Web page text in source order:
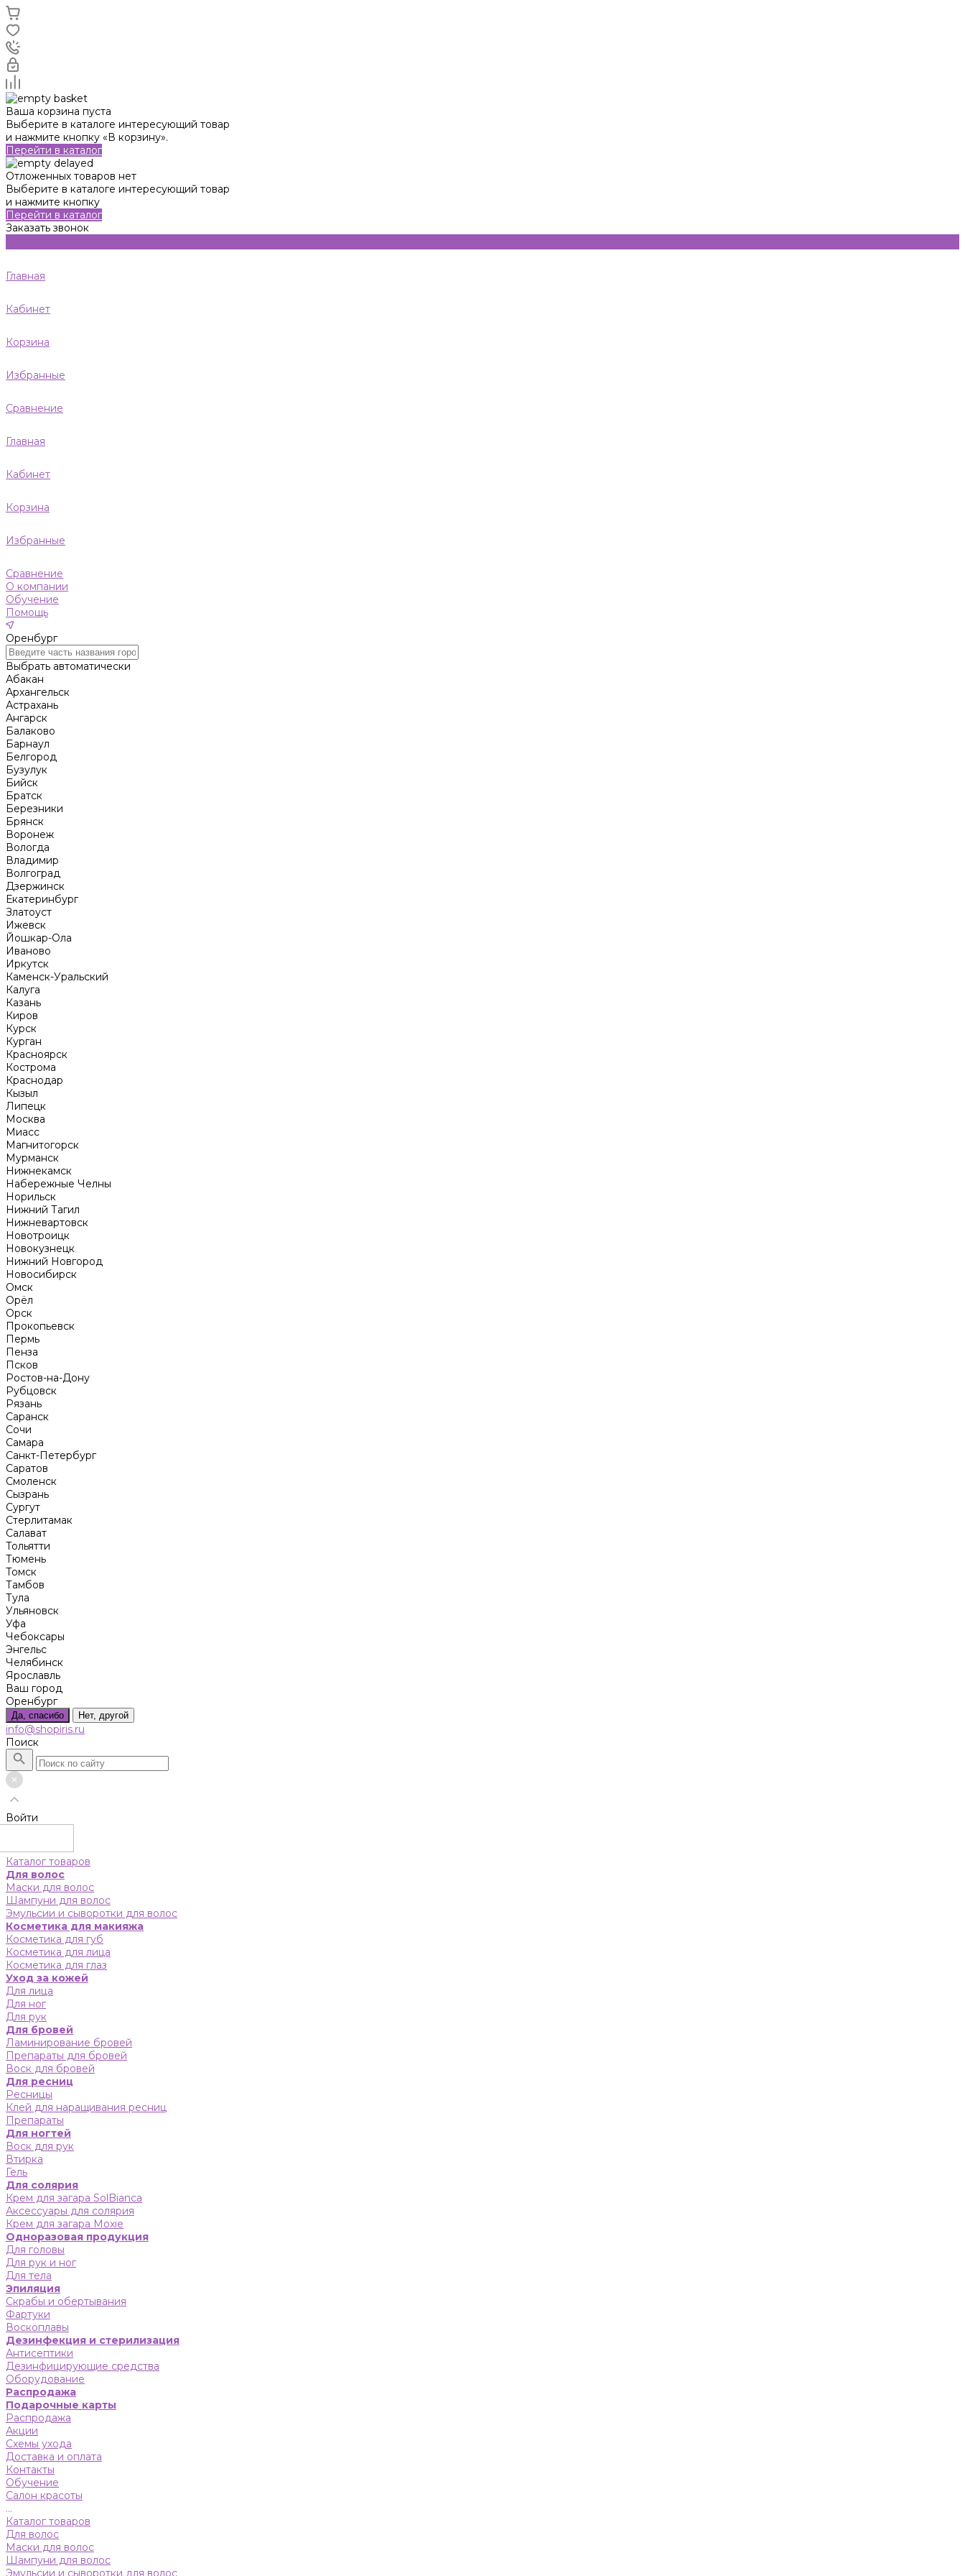
Ваша корзина пуста
Выберите в каталоге интересующий товар
и нажмите кнопку «В корзину».
Перейти в каталог
Отложенных товаров нет
Выберите в каталоге интересующий товар
и нажмите кнопку
Перейти в каталог
Заказать звонок
Главная
Кабинет
Корзина
Избранные
Сравнение
Главная
Кабинет
Корзина
Избранные
Сравнение
О компании
Обучение
Помощь
Оренбург
Выбрать автоматически
Абакан
Архангельск
Астрахань
Ангарск
Балаково
Барнаул
Белгород
Бузулук
Бийск
Братск
Березники
Брянск
Воронеж
Вологда
Владимир
Волгоград
Дзержинск
Екатеринбург
Златоуст
Ижевск
Йошкар-Ола
Иваново
Иркутск
Каменск-Уральский
Калуга
Казань
Киров
Курск
Курган
Красноярск
Кострома
Краснодар
Кызыл
Липецк
Москва
Миасс
Магнитогорск
Мурманск
Нижнекамск
Набережные Челны
Норильск
Нижний Тагил
Нижневартовск
Новотроицк
Новокузнецк
Нижний Новгород
Новосибирск
Омск
Орёл
Орск
Прокопьевск
Пермь
Пенза
Псков
Ростов-на-Дону
Рубцовск
Рязань
Саранск
Сочи
Самара
Санкт-Петербург
Саратов
Смоленск
Сызрань
Сургут
Стерлитамак
Салават
Тольятти
Тюмень
Томск
Тамбов
Тула
Ульяновск
Уфа
Чебоксары
Энгельс
Челябинск
Ярославль
Ваш город
Оренбург
Да, спасибо Нет, другой
info@shopiris.ru
Поиск
Войти
Каталог товаров
Для волос
Маски для волос
Шампуни для волос
Эмульсии и сыворотки для волос
Косметика для макияжа
Косметика для губ
Косметика для лица
Косметика для глаз
Уход за кожей
Для лица
Для ног
Для рук
Для бровей
Ламинирование бровей
Препараты для бровей
Воск для бровей
Для ресниц
Ресницы
Клей для наращивания ресниц
Препараты
Для ногтей
Воск для рук
Втирка
Гель
Для солярия
Крем для загара SolBianca
Аксессуары для солярия
Крем для загара Moxie
Одноразовая продукция
Для головы
Для рук и ног
Для тела
Эпиляция
Скрабы и обертывания
Фартуки
Воскоплавы
Дезинфекция и стерилизация
Антисептики
Дезинфицирующие средства
Оборудование
Распродажа
Подарочные карты
Распродажа
Акции
Схемы ухода
Доставка и оплата
Контакты
Обучение
Салон красоты
...
Каталог товаров
Для волос
Маски для волос
Шампуни для волос
Эмульсии и сыворотки для волос